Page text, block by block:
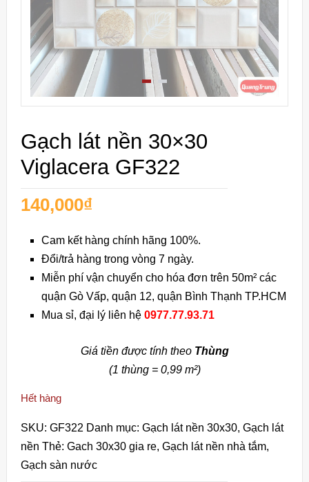
Gạch lát nền 30×30
Viglacera GF322
140,000₫
Cam kết hàng chính hãng 100%.
Đổi/trả hàng trong vòng 7 ngày.
Miễn phí vận chuyển cho hóa đơn trên 50m² các
quận Gò Vấp, quận 12, quận Bình Thạnh TP.HCM
Mua sỉ, đại lý liên hệ0977.77.93.71
Giá tiền được tính theo Thùng
(1 thùng = 0,99 m²)
Hết hàng
SKU: GF322 Danh mục: Gạch lát nền 30x30, Gạch lát
nền Thẻ: Gach 30x30 gia re, Gạch lát nền nhà tắm,
Gạch sàn nước